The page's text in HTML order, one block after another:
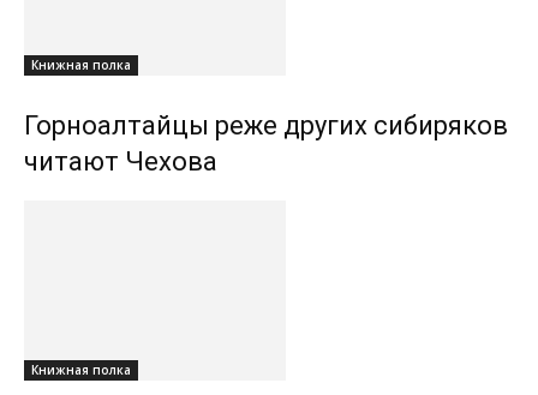
Книжная полка
Горноалтайцы реже других сибиряков
читают Чехова
Книжная полка